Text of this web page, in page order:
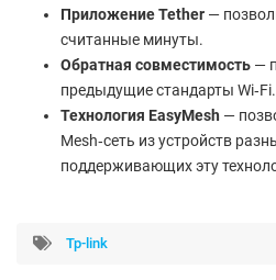
Приложение Tether —
считанные минуты.
Обратная совместимость —
предыдущие стандарты Wi‑Fi.
Технология EasyMesh —
Mesh‑сеть из устройств
поддерживающих эту
Tp-link